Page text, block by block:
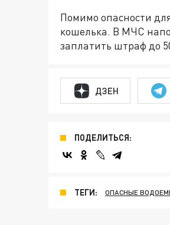
Помимо опасности
кошелька. В МЧС
заплатить штраф до
ДЗЕН
ПОДЕЛИТЬСЯ:
ТЕГИ: ОПАСНЫЕ